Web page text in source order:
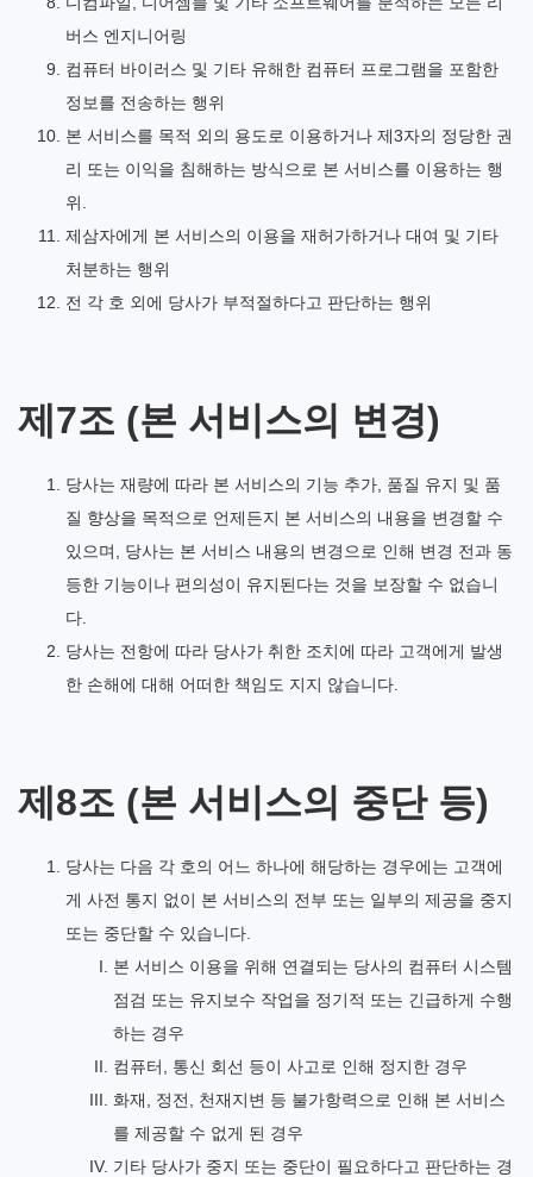
버스 엔지니어링
컴퓨터 바이러스 및 기타 유해한 컴퓨터 프로그램을 포함한
정보를 전송하는 행위
본 서비스를 목적 외의 용도로 이용하거나 제3자의 정당한 권
리 또는 이익을 침해하는 방식으로 본 서비스를 이용하는 행
위.
제삼자에게 본 서비스의 이용을 재허가하거나 대여 및 기타
처분하는 행위
전 각 호 외에 당사가 부적절하다고 판단하는 행위
제7조 (본 서비스의 변경)
당사는 재량에 따라 본 서비스의 기능 추가, 품질 유지 및 품
질 향상을 목적으로 언제든지 본 서비스의 내용을 변경할 수
있으며, 당사는 본 서비스 내용의 변경으로 인해 변경 전과 동
등한 기능이나 편의성이 유지된다는 것을 보장할 수 없습니
다.
당사는 전항에 따라 당사가 취한 조치에 따라 고객에게 발생
한 손해에 대해 어떠한 책임도 지지 않습니다.
제8조 (본 서비스의 중단 등)
당사는 다음 각 호의 어느 하나에 해당하는 경우에는 고객에
게 사전 통지 없이 본 서비스의 전부 또는 일부의 제공을 중지
또는 중단할 수 있습니다.
본 서비스 이용을 위해 연결되는 당사의 컴퓨터 시스템
점검 또는 유지보수 작업을 정기적 또는 긴급하게 수행
하는 경우
컴퓨터, 통신 회선 등이 사고로 인해 정지한 경우
화재, 정전, 천재지변 등 불가항력으로 인해 본 서비스
를 제공할 수 없게 된 경우
기타 당사가 중지 또는 중단이 필요하다고 판단하는 경